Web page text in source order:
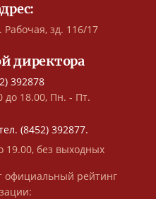
Рабочая, зд. 116/17
директора
392878
до 18.00, Пн. - Пт.
(8452) 392877.
19.00, без выходных
рейтинг